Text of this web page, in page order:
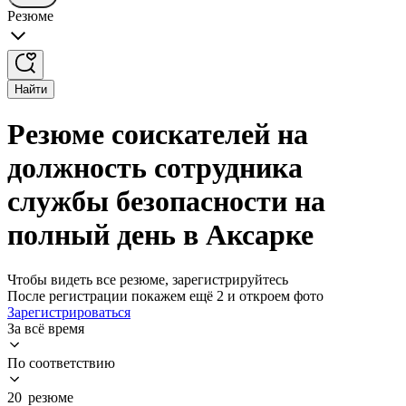
Резюме
Найти
Резюме соискателей на
должность сотрудника
службы безопасности на
полный день в Аксарке
Чтобы видеть все резюме, зарегистрируйтесь
После регистрации покажем ещё 2 и откроем фото
Зарегистрироваться
За всё время
По соответствию
20 резюме